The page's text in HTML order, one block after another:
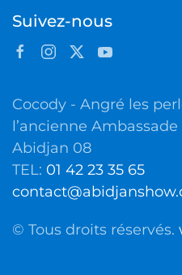
Suivez-nous
Cocody - Angré les
l’ancienne
Abidjan 08
TEL: 01 42 23 35 65
© Tous droits réservés.